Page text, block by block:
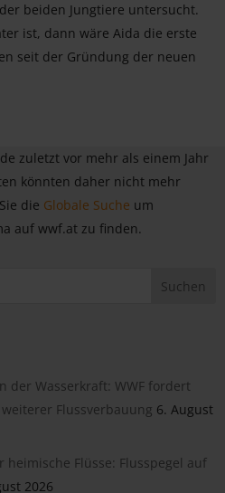
beiden Jungtiere untersucht.
ist, dann wäre Aida die erste
seit der Gründung der neuen
zuletzt vor mehr als einem Jahr
könnten daher nicht mehr
die Globale Suche um
auf wwf.at zu finden.
der Wasserkraft: WWF fordert
Flussverbauung 6. August
heimische Flüsse: Flusspegel auf
2026